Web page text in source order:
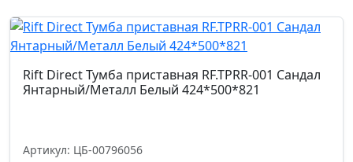
Rift Direct Тумба приставная RF.TPRR-001 Сандал
Янтарный/Металл Белый 424*500*821
Артикул: ЦБ-00796056